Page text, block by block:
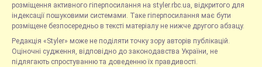
розміщення активного гіперпосилання на styler.rbc.ua, відкритого для
індексації пошуковими системами. Таке гіперпосилання має бути
розміщене безпосередньо в тексті матеріалу не нижче другого абзацу.
Редакція «Styler» може не поділяти точку зору авторів публікацій.
Оціночні судження, відповідно до законодавства України, не
підлягають спростуванню та доведенню їх правдивості.